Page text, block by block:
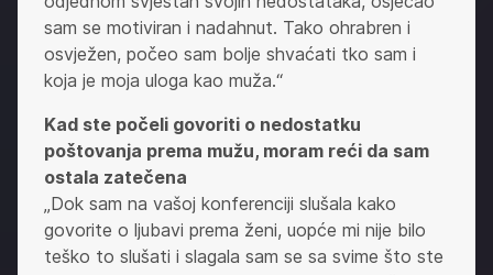
sam se motiviran i nadahnut. Tako ohrabren i
osvježen, počeo sam bolje shvaćati tko sam i
koja je moja uloga kao muža.“
Kad ste počeli govoriti o nedostatku
poštovanja prema mužu, moram reći da sam
ostala zatečena
„Dok sam na vašoj konferenciji slušala kako
govorite o ljubavi prema ženi, uopće mi nije bilo
teško to slušati i slagala sam se sa svime što ste